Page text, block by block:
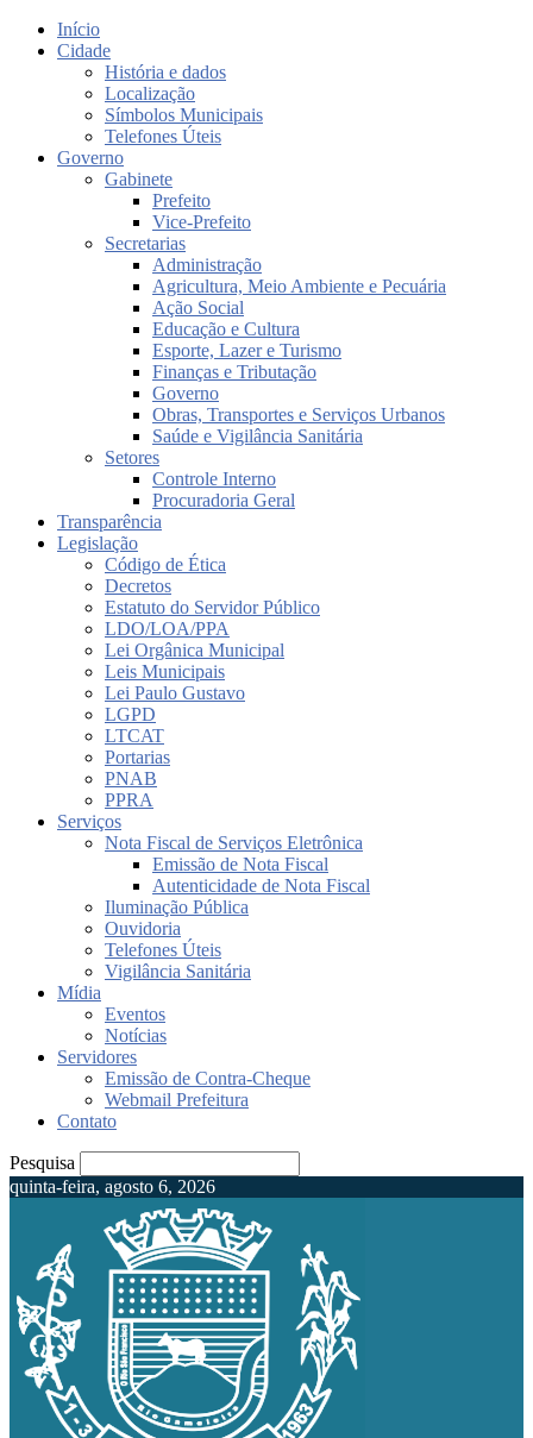
Início
Cidade
História e dados
Localização
Símbolos Municipais
Telefones Úteis
Governo
Gabinete
Prefeito
Vice-Prefeito
Secretarias
Administração
Agricultura, Meio Ambiente e Pecuária
Ação Social
Educação e Cultura
Esporte, Lazer e Turismo
Finanças e Tributação
Governo
Obras, Transportes e Serviços Urbanos
Saúde e Vigilância Sanitária
Setores
Controle Interno
Procuradoria Geral
Transparência
Legislação
Código de Ética
Decretos
Estatuto do Servidor Público
LDO/LOA/PPA
Lei Orgânica Municipal
Leis Municipais
Lei Paulo Gustavo
LGPD
LTCAT
Portarias
PNAB
PPRA
Serviços
Nota Fiscal de Serviços Eletrônica
Emissão de Nota Fiscal
Autenticidade de Nota Fiscal
Iluminação Pública
Ouvidoria
Telefones Úteis
Vigilância Sanitária
Mídia
Eventos
Notícias
Servidores
Emissão de Contra-Cheque
Webmail Prefeitura
Contato
Pesquisa
quinta-feira, agosto 6, 2026